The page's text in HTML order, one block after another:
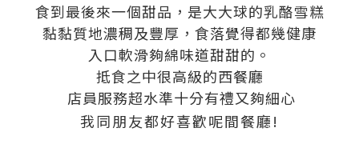
食到最後來一個甜品，是大大球的乳酪雪糕
黏黏質地濃稠及豐厚，食落覺得都幾健康
入口軟滑夠綿味道甜甜的。
抵食之中很高級的西餐廳
店員服務超水準十分有禮又夠細心
我同朋友都好喜歡呢間餐廳!